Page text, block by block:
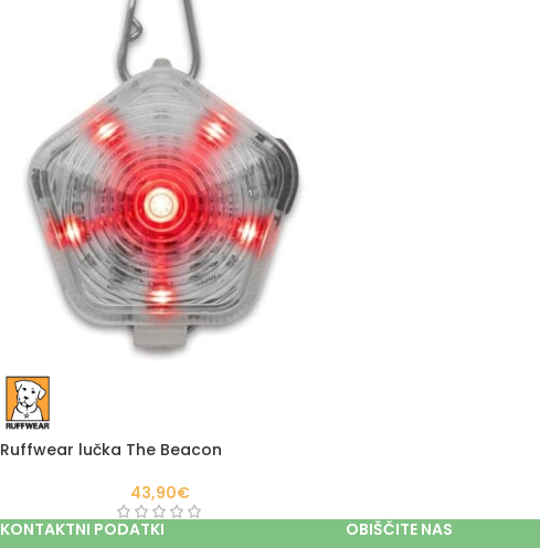
Ruffwear lučka The Beacon
43,90€
KONTAKTNI PODATKI
OBIŠČITE NAS